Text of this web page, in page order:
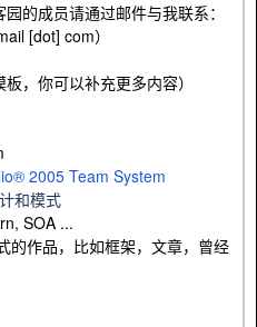
的成员请通过邮件与我联系：
[dot] com）
，你可以补充更多内容）
2005 Team System
和模式
SOA ...
的作品，比如框架，文章，曾经